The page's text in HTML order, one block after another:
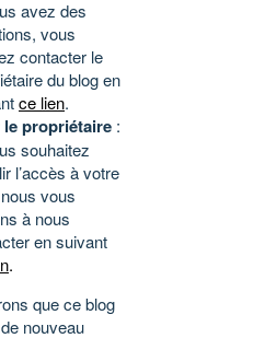
avez des
vous
contacter le
du blog en
ce lien.
le propriétaire :
souhaitez
l’accès à votre
vous
à nous
en suivant
.
que ce blog
nouveau